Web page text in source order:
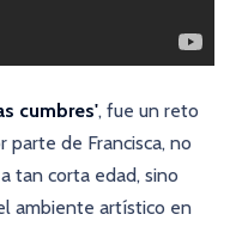
cumbres', fue un reto
parte de Francisca, no
tan corta edad, sino
ambiente artístico en